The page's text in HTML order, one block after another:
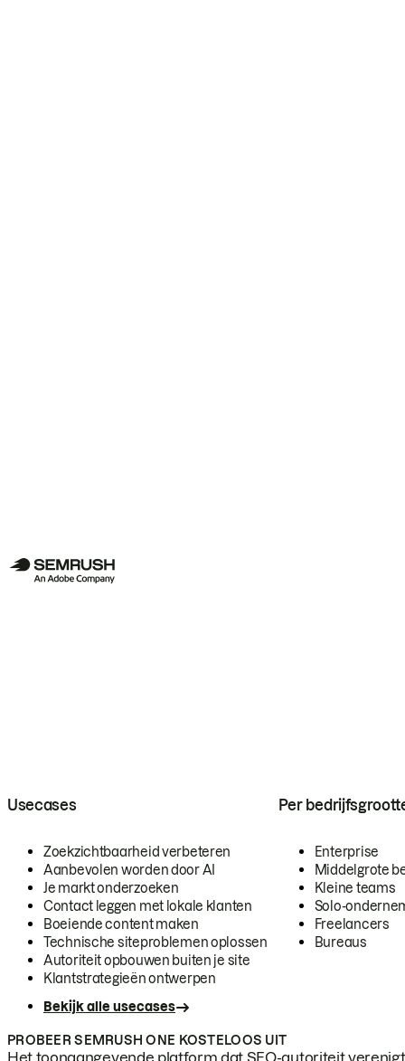
Usecases
Zoekzichtbaarheid verbeteren
Aanbevolen worden door AI
Je markt onderzoeken
Contact leggen met lokale klanten
Boeiende content maken
Technische siteproblemen oplossen
Autoriteit opbouwen buiten je site
Klantstrategieën ontwerpen
Bekijk alle usecases
Per
Enterprise
Middelgrote
Kleine teams
Solo-
Freelancers
Bureaus
PROBEER SEMRUSH ONE KOSTELOOS UIT
Het toonaangevende platform dat SEO-autoriteit